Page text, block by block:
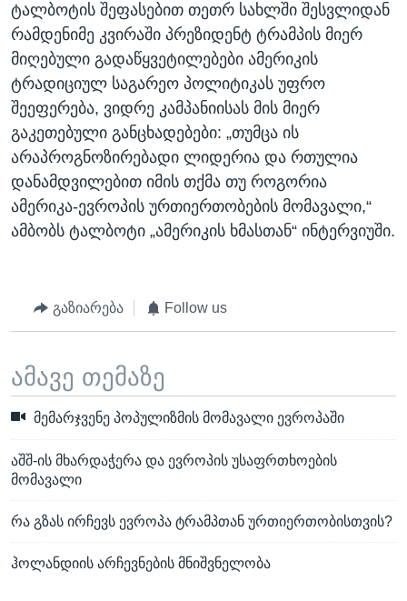
ტალბოტის შეფასებით თეთრ სახლში შესვლიდან
რამდენიმე კვირაში პრეზიდენტ ტრამპის მიერ
მიღებული გადაწყვეტილებები ამერიკის
ტრადიციულ საგარეო პოლიტიკას უფრო
შეეფერება, ვიდრე კამპანიისას მის მიერ
გაკეთებული განცხადებები: „თუმცა ის
არაპროგნოზირებადი ლიდერია და რთულია
დანამდვილებით იმის თქმა თუ როგორია
ამერიკა-ევროპის ურთიერთობების მომავალი,“
ამბობს ტალბოტი „ამერიკის ხმასთან“ ინტერვიუში.
გაზიარება Follow us
ამავე თემაზე
მემარჯვენე პოპულიზმის მომავალი ევროპაში
აშშ-ის მხარდაჭერა და ევროპის უსაფრთხოების
მომავალი
რა გზას ირჩევს ევროპა ტრამპთან ურთიერთობისთვის?
ჰოლანდიის არჩევნების მნიშვნელობა